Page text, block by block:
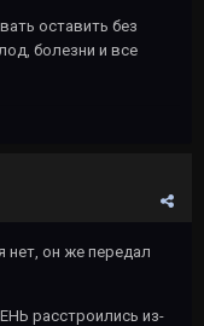
оставить без
болезни и все
нет, он же передал
расстроились из-